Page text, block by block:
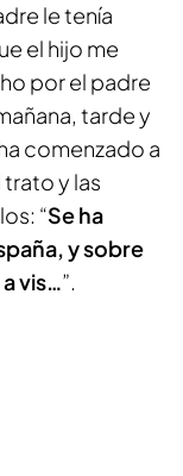
le tenía
el hijo me
por el padre
tarde y
comenzado a
y las
“Se ha
y sobre
vis…”.